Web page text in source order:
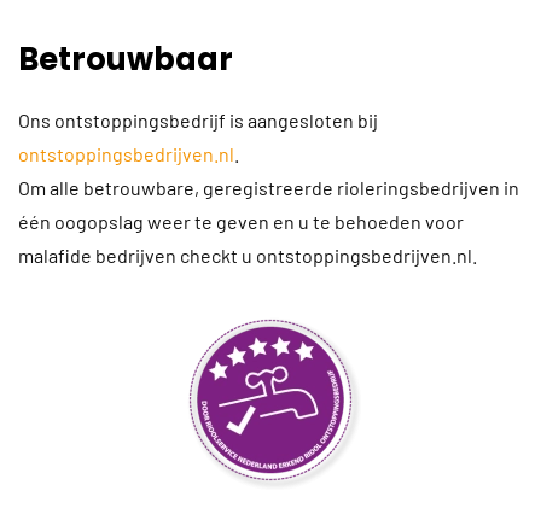
Betrouwbaar
Ons ontstoppingsbedrijf is aangesloten bij
ontstoppingsbedrijven.nl
Om alle betrouwbare, geregistreerde rioleringsbedrijven in
één oogopslag weer te geven en u te behoeden voor
malafide bedrijven checkt u ontstoppingsbedrijven.nl.